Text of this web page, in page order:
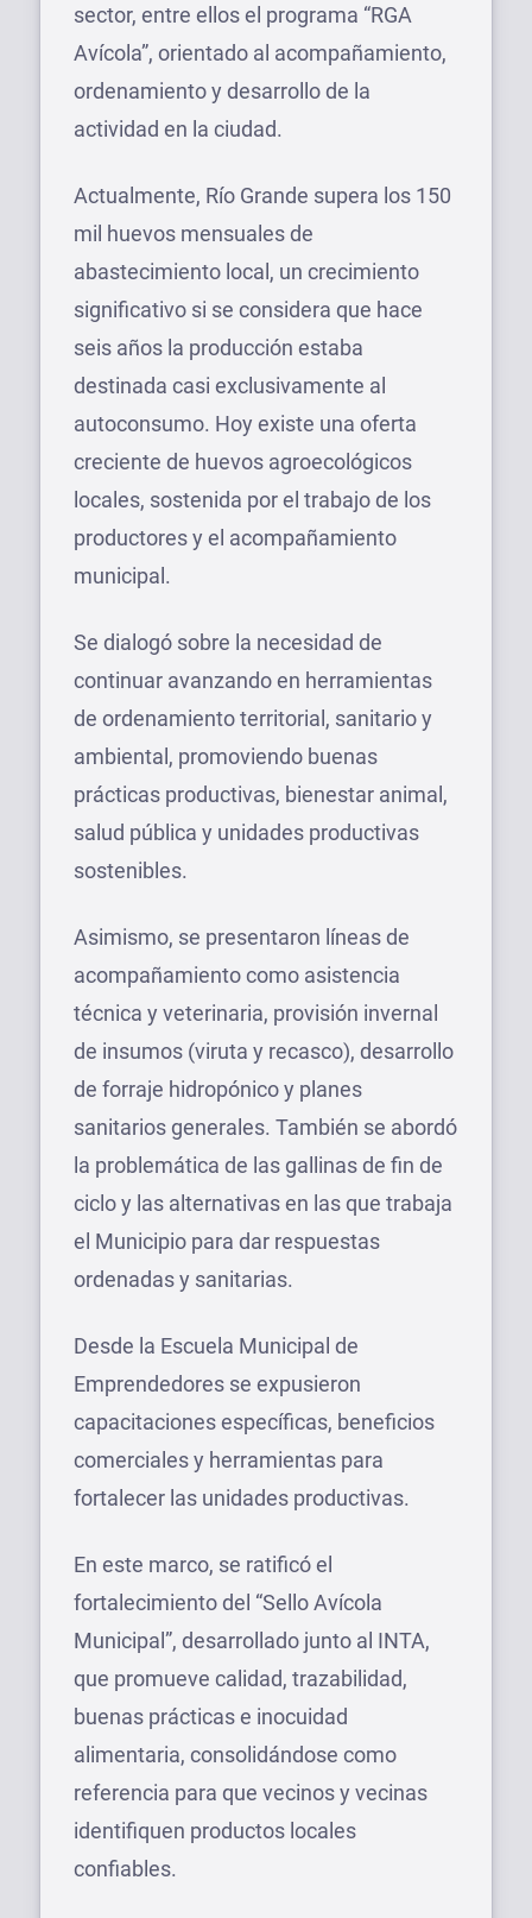
sector, entre ellos el programa “RGA
Avícola”, orientado al acompañamiento,
ordenamiento y desarrollo de la
actividad en la ciudad.
Actualmente, Río Grande supera los 150
mil huevos mensuales de
abastecimiento local, un crecimiento
significativo si se considera que hace
seis años la producción estaba
destinada casi exclusivamente al
autoconsumo. Hoy existe una oferta
creciente de huevos agroecológicos
locales, sostenida por el trabajo de los
productores y el acompañamiento
municipal.
Se dialogó sobre la necesidad de
continuar avanzando en herramientas
de ordenamiento territorial, sanitario y
ambiental, promoviendo buenas
prácticas productivas, bienestar animal,
salud pública y unidades productivas
sostenibles.
Asimismo, se presentaron líneas de
acompañamiento como asistencia
técnica y veterinaria, provisión invernal
de insumos (viruta y recasco), desarrollo
de forraje hidropónico y planes
sanitarios generales. También se abordó
la problemática de las gallinas de fin de
ciclo y las alternativas en las que trabaja
el Municipio para dar respuestas
ordenadas y sanitarias.
Desde la Escuela Municipal de
Emprendedores se expusieron
capacitaciones específicas, beneficios
comerciales y herramientas para
fortalecer las unidades productivas.
En este marco, se ratificó el
fortalecimiento del “Sello Avícola
Municipal”, desarrollado junto al INTA,
que promueve calidad, trazabilidad,
buenas prácticas e inocuidad
alimentaria, consolidándose como
referencia para que vecinos y vecinas
identifiquen productos locales
confiables.